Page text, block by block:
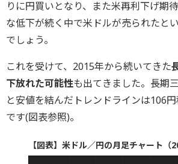
りに円買いとなり、また米再利下げ期
な低下が続く中で米ドルが売られたと
でしょう。
これを受けて、2015年から続いてきた
下放れた可能性も出てきました。長期
と安値を結んだトレンドラインは106
です(図表参照)。
【図表】米ドル／円の月足チャート（